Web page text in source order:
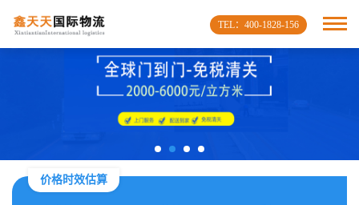
TEL：400-1828-156
价格时效估算